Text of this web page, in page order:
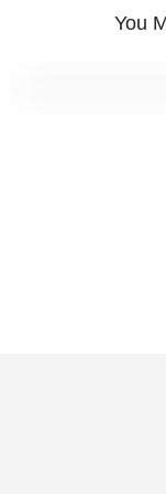
You
Warum glaube ich